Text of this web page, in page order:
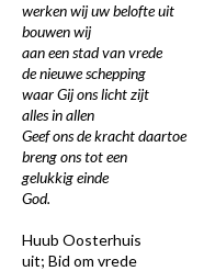
werken wij uw belofte uit
bouwen wij
aan een stad van vrede
de nieuwe schepping
waar Gij ons licht zijt
alles in allen
Geef ons de kracht daartoe
breng ons tot een
gelukkig einde
God.
Huub Oosterhuis
uit; Bid om vrede